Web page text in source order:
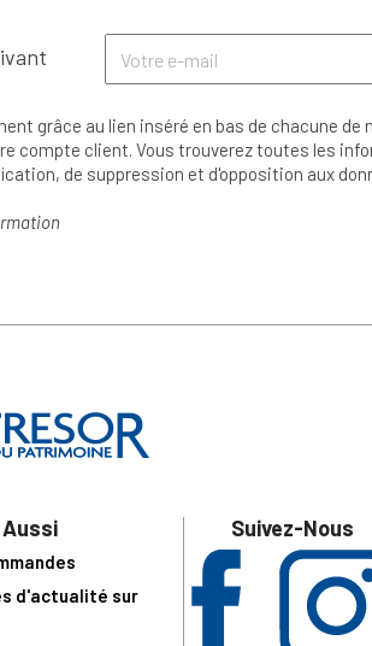
grâce au lien inséré en bas de chacune de
compte client. Vous trouverez toutes les
de suppression et d'opposition aux
d'actualité sur
Suivez-Nous